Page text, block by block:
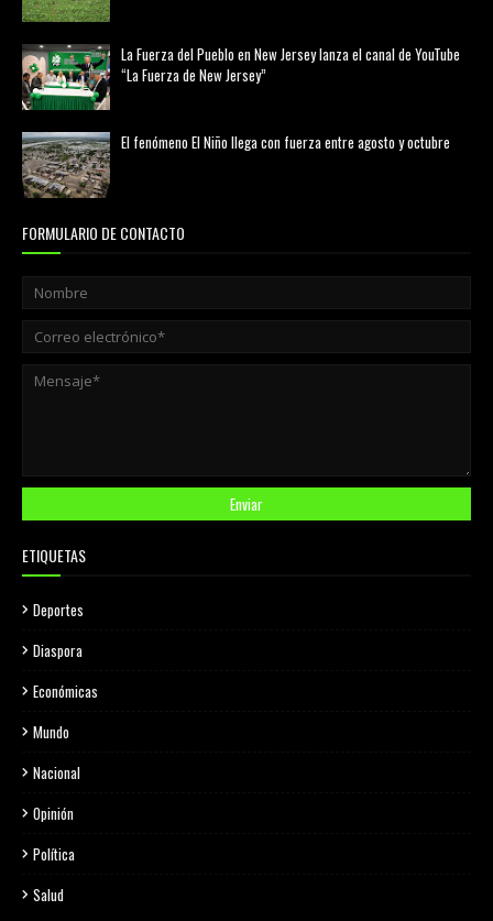
La Fuerza del Pueblo en New Jersey lanza el canal de YouTube
“La Fuerza de New Jersey”
El fenómeno El Niño llega con fuerza entre agosto y octubre
FORMULARIO DE CONTACTO
ETIQUETAS
Deportes
Diaspora
Económicas
Mundo
Nacional
Opinión
Política
Salud